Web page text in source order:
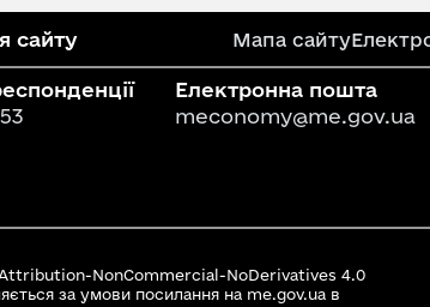
сайту Мапа сайту
Електронна пошта
meconomy@me.gov.ua
Attribution-NonCommercial-NoDerivatives 4.0
за умови посилання на me.gov.ua в